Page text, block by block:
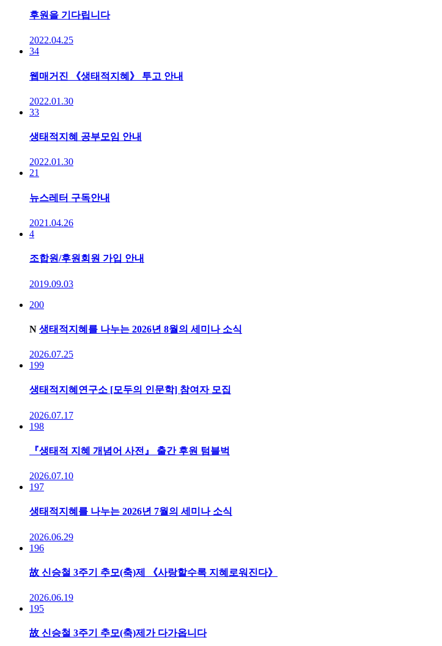
후원을 기다립니다
2022.04.25
34
웹매거진 《생태적지혜》 투고 안내
2022.01.30
33
생태적지혜 공부모임 안내
2022.01.30
21
뉴스레터 구독안내
2021.04.26
4
조합원/후원회원 가입 안내
2019.09.03
200
N 생태적지혜를 나누는 2026년 8월의 세미나 소식
2026.07.25
199
생태적지혜연구소 [모두의 인문학] 참여자 모집
2026.07.17
198
『생태적 지혜 개념어 사전』 출간 후원 텀블벅
2026.07.10
197
생태적지혜를 나누는 2026년 7월의 세미나 소식
2026.06.29
196
故 신승철 3주기 추모(축)제 《사랑할수록 지혜로워진다》
2026.06.19
195
故 신승철 3주기 추모(축)제가 다가옵니다